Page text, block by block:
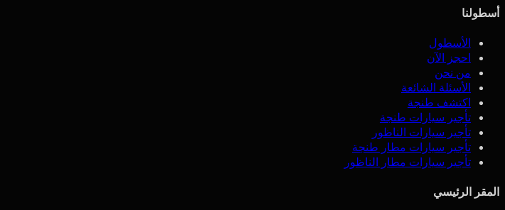
أسطولنا
الأسطول
احجز الآن
من نحن
الأسئلة الشائعة
اكتشف طنجة
تأجير سيارات طنجة
تأجير سيارات الناظور
تأجير سيارات مطار طنجة
تأجير سيارات مطار الناظور
المقر الرئيسي